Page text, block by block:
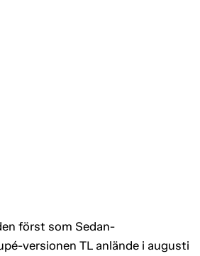
först som Sedan-
versionen TL anlände i augusti